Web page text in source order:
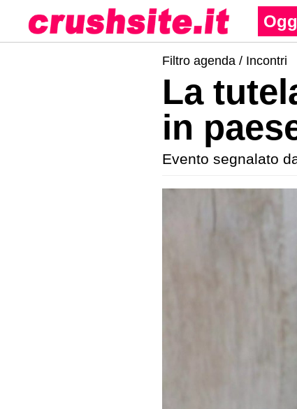
Filtro agenda / Incontri
La
in
Evento segnalato